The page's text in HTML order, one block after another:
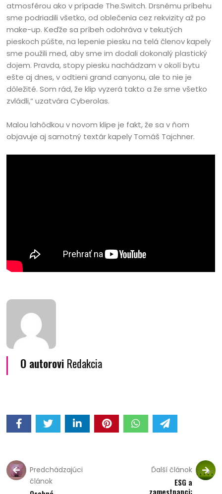
atmosférou ako v prípade The.Switch. Drsnému príbehu
sme podriadili všetko, od oblečenia cez rekvizity až po
make-up. Keďže sa príbeh odohráva v tekutých
pieskoch púšte, na lepenie piesku na telá členov kapely
sme použili med, aby sme im dodali dokonalý plastický
dojem. Pravda, stopy piesku nachádzam v okolí bytu
ešte aj dnes, v odtieni grand canyonu, ale to nie je
dôležité. Som rád, že klip vyzerá takto a že sme všetko
zvládli,“ uzatvára Cyberolas.
Malou lahôdkou v novom klipe je fakt, že sa v ňom
objavuje aj samotný textár kapely Tomáš Tajchner.
O autorovi Redakcia
Predchádzajúci
článok
Ďalší článok
ESG a
zamestnanci: